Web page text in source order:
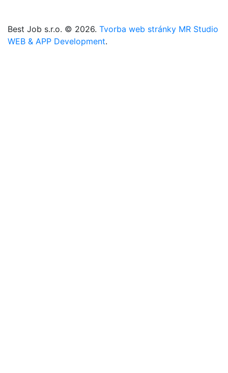
Best Job s.r.o. © 2026. Tvorba web stránky MR Studio
WEB & APP Development.